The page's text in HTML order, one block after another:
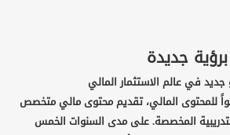
جديدة
في عالم الاستثمار المالي
للمحتوى المالي، تقديم محتوى مالي متخصص
التدريبية المخصصة. على مدى السنوات الخمس